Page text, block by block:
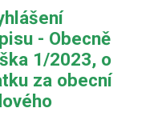
- Obecně
1/2023, o
za obecní